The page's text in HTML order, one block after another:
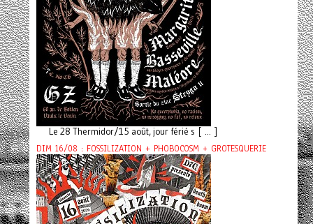
Le 28 Thermidor/15 août, jour férié s [ ... ]
DIM 16/08 : FOSSILIZATION + PHOBOCOSM + GROTESQUERIE